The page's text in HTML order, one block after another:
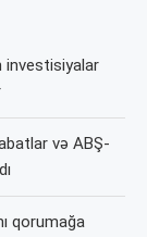
investisiyalar
və ABŞ-
qorumağa